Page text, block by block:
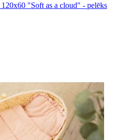
"Soft as a cloud" - pelēks